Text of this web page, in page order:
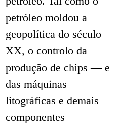
petróleo moldou a
geopolítica do século
XX, o controlo da
produção de chips — e
das máquinas
litográficas e demais
componentes